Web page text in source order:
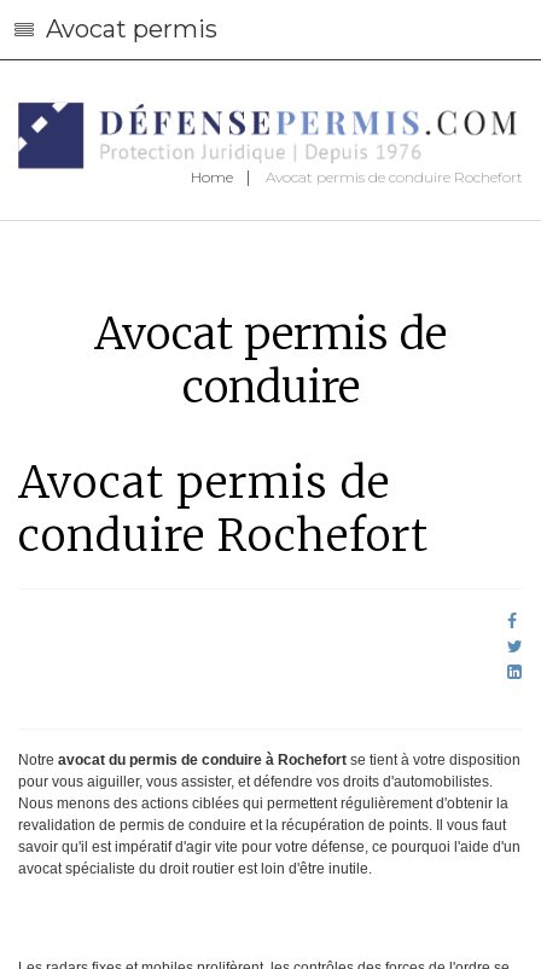
Avocat permis
Home Avocat permis de conduire Rochefort
Avocat permis de
conduire
Avocat permis de
conduire Rochefort
Notre avocat du permis de conduire à Rochefort se tient à votre disposition
pour vous aiguiller, vous assister, et défendre vos droits d'automobilistes.
Nous menons des actions ciblées qui permettent régulièrement d'obtenir la
revalidation de permis de conduire et la récupération de points. Il vous faut
savoir qu'il est impératif d'agir vite pour votre défense, ce pourquoi l'aide d'un
avocat spécialiste du droit routier est loin d'être inutile.